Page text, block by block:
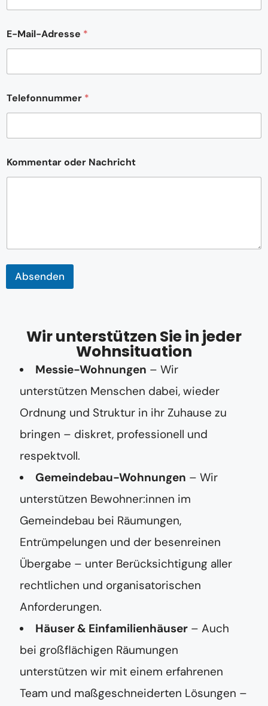
E-Mail-Adresse *
Telefonnummer *
N
a
*
Kommentar oder Nachricht
Absenden
Wir unterstützen Sie in jeder
Wohnsituation
Messie-Wohnungen – Wir
unterstützen Menschen dabei, wieder
Ordnung und Struktur in ihr Zuhause zu
bringen – diskret, professionell und
respektvoll.
Gemeindebau-Wohnungen – Wir
unterstützen Bewohner:innen im
Gemeindebau bei Räumungen,
Entrümpelungen und der besenreinen
Übergabe – unter Berücksichtigung aller
rechtlichen und organisatorischen
Anforderungen.
Häuser & Einfamilienhäuser – Auch
bei großflächigen Räumungen
unterstützen wir mit einem erfahrenen
Team und maßgeschneiderten Lösungen –